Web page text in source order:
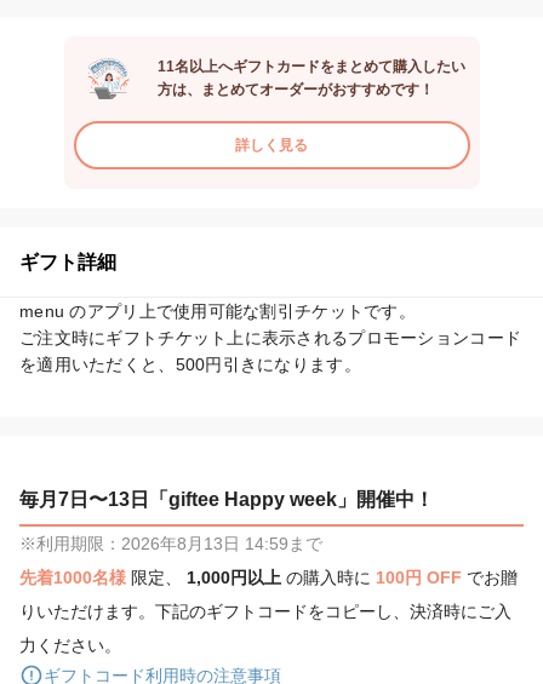
11名以上へギフトカードをまとめて購入したい
方は、まとめてオーダーがおすすめです！
詳しく見る
ギフト詳細
menu のアプリ上で使用可能な割引チケットです。
ご注文時にギフトチケット上に表示されるプロモーションコード
を適用いただくと、500円引きになります。
毎月7日〜13日「giftee Happy week」開催中！
※利用期限：2026年8月13日 14:59まで
先着1000名様 限定、 1,000円以上 の購入時に 100円 OFF でお贈
りいただけます。下記のギフトコードをコピーし、決済時にご入
力ください。
ギフトコード利用時の注意事項